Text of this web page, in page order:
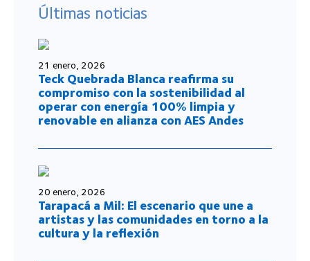
Últimas noticias
21 enero, 2026
Teck Quebrada Blanca reafirma su
compromiso con la sostenibilidad al
operar con energía 100% limpia y
renovable en alianza con AES Andes
20 enero, 2026
Tarapacá a Mil: El escenario que une a
artistas y las comunidades en torno a la
cultura y la reflexión